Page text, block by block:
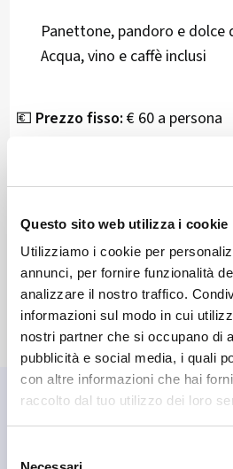
Questo sito web utilizza i cookie
Utilizziamo i cookie per
annunci, per fornire funzionalità
analizzare il nostro traffico.
informazioni sul modo in cui
nostri partner che si occupano di
pubblicità e social media, i quali
con altre informazioni che hai
raccolto dal tuo utilizzo dei loro
Panettone, pandoro e dolce
Acqua, vino e caffè inclusi
💶 Prezzo fisso:€ 60 a persona
La Torre Lounge Bar &
📞Prenotazioni:
Telefono0342 370230
🤝 Attività che